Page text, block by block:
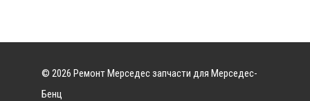
© 2026 Ремонт Мерседес запчасти для Мерседес-
Бенц